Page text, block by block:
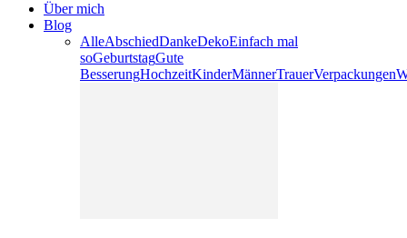
Über mich
Blog
AlleAbschiedDankeDekoEinfach mal
soGeburtstagGute
BesserungHochzeitKinderMännerTrauerVerpackungen